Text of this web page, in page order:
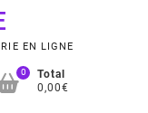
EN LIGNE
0
Total
0,00€